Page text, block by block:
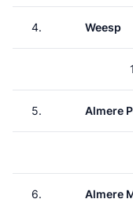
4. Weesp
5. Almere
6. Almere